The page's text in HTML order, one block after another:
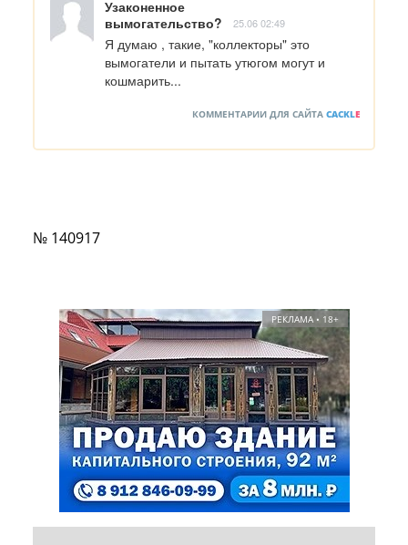
Узаконенное
вымогательство?
25.06 02:49
Я думаю , такие, "коллекторы" это
вымогатели и пытать утюгом могут и
кошмарить...
КОММЕНТАРИИ ДЛЯ САЙТА CACKLE
№ 140917
РЕКЛАМА • 18+